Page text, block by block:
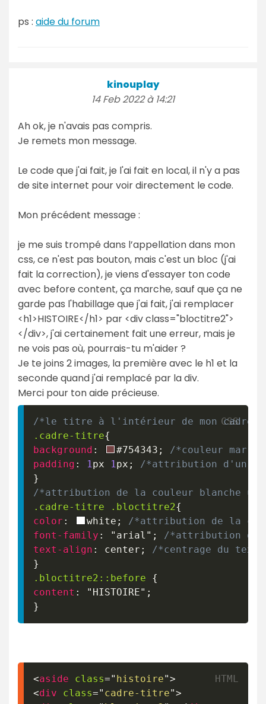
ps : aide du forum
kinouplay
14 Feb 2022 à 14:21
Ah ok, je n'avais pas compris.
Je remets mon message.
Le code que j'ai fait, je l'ai fait en local, il n'y a pas
de site internet pour voir directement le code.
Mon précédent message :
je me suis trompé dans l’appellation dans mon
css, ce n'est pas bouton, mais c'est un bloc (j'ai
fait la correction), je viens d'essayer ton code
avec before content, ça marche, sauf que ça ne
garde pas l'habillage que j'ai fait, j'ai remplacer
<h1>HISTOIRE</h1> par <div class="bloctitre2">
</div>, j'ai certainement fait une erreur, mais je
ne vois pas où, pourrais-tu m'aider ?
Je te joins 2 images, la première avec le h1 et la
seconde quand j'ai remplacé par la div.
Merci pour ton aide précieuse.
/*le titre à l'intérieur de mon cadre*/
.cadre-titre{
background : #754343 ;
/*couleur
padding : 1px 1px ;
/*attribution d'un
}
/*attribution de la couleur blanche
.cadre-titre
.bloctitre2{
color : white ;
/*attribution de la
font-family : "arial" ;
/*attribution de
text-align : center ;
/*centrage du
}
.bloctitre2 ::before
{
content : "HISTOIRE" ;
}
<aside class=" histoire">
<div class=" cadre-titre">